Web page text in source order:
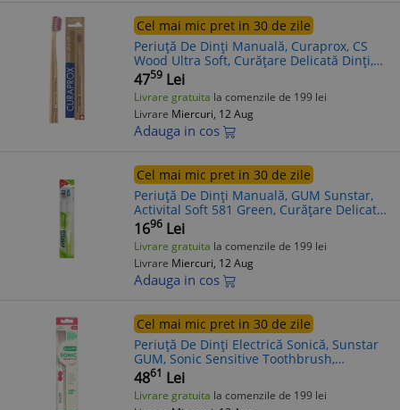
Cel mai mic pret in 30 de zile
Periuță De Dinți Manuală, Curaprox, CS
Wood Ultra Soft, Curățare Delicată Dinți,
Protecție Gingii Sensibile, 1 buc
4759 Lei
Livrare gratuita la comenzile de 199 lei
Livrare Miercuri, 12 Aug
Adauga in cos
Cel mai mic pret in 30 de zile
Periuță De Dinți Manuală, GUM Sunstar,
Activital Soft 581 Green, Curățare Delicată
Dinți, Protecție Gingii Sensibile, 1 buc
1696 Lei
Livrare gratuita la comenzile de 199 lei
Livrare Miercuri, 12 Aug
Adauga in cos
Cel mai mic pret in 30 de zile
Periuță De Dinți Electrică Sonică, Sunstar
GUM, Sonic Sensitive Toothbrush,
Curățare Delicată Dinți, Protecție Gingii
Sensibile, 1 buc
4861 Lei
Livrare gratuita la comenzile de 199 lei